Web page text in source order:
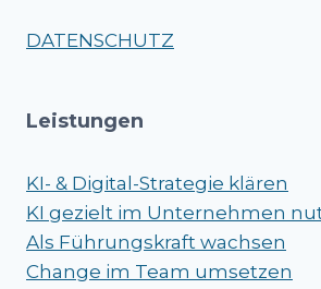
DATENSCHUTZ
Leistungen
KI- & Digital-Strategie klären
KI gezielt im Unternehmen
Als Führungskraft wachsen
Change im Team umsetzen